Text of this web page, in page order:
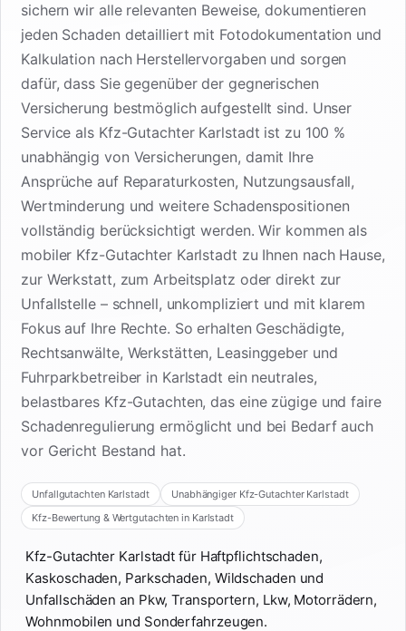
sichern wir alle relevanten Beweise, dokumentieren
jeden Schaden detailliert mit Fotodokumentation und
Kalkulation nach Herstellervorgaben und sorgen
dafür, dass Sie gegenüber der gegnerischen
Versicherung bestmöglich aufgestellt sind. Unser
Service als Kfz-Gutachter Karlstadt ist zu 100 %
unabhängig von Versicherungen, damit Ihre
Ansprüche auf Reparaturkosten, Nutzungsausfall,
Wertminderung und weitere Schadenspositionen
vollständig berücksichtigt werden. Wir kommen als
mobiler Kfz-Gutachter Karlstadt zu Ihnen nach Hause,
zur Werkstatt, zum Arbeitsplatz oder direkt zur
Unfallstelle – schnell, unkompliziert und mit klarem
Fokus auf Ihre Rechte. So erhalten Geschädigte,
Rechtsanwälte, Werkstätten, Leasinggeber und
Fuhrparkbetreiber in Karlstadt ein neutrales,
belastbares Kfz-Gutachten, das eine zügige und faire
Schadenregulierung ermöglicht und bei Bedarf auch
vor Gericht Bestand hat.
Unfallgutachten Karlstadt
Unabhängiger Kfz-Gutachter Karlstadt
Kfz-Bewertung & Wertgutachten in Karlstadt
Kfz-Gutachter Karlstadt für Haftpflichtschaden,
Kaskoschaden, Parkschaden, Wildschaden und
Unfallschäden an Pkw, Transportern, Lkw, Motorrädern,
Wohnmobilen und Sonderfahrzeugen.